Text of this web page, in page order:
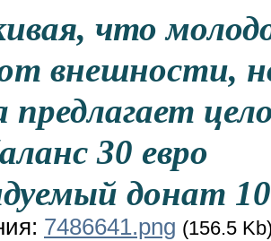
что
внешности,
предлагает
30 евро
донат
7486641.png (156.5